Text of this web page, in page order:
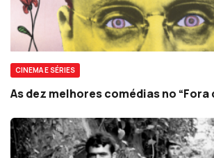
CINEMA E SÉRIES
As dez melhores comédias no “Fora